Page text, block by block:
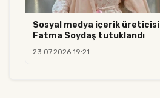
Sosyal medya içerik üreticisi
Fatma Soydaş tutuklandı
23.07.2026 19:21